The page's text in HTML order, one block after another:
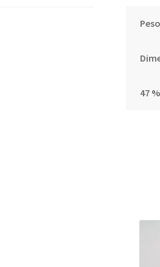
Peso
47